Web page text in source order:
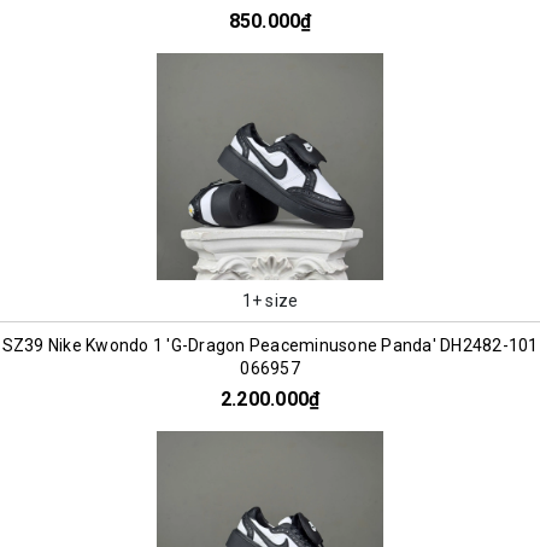
850.000₫
1+ size
SZ39 Nike Kwondo 1 'G-Dragon Peaceminusone Panda' DH2482-101
066957
2.200.000₫